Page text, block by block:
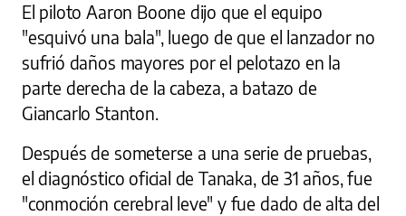
El piloto Aaron Boone dijo que el equipo
"esquivó una bala", luego de que el lanzador no
sufrió daños mayores por el pelotazo en la
parte derecha de la cabeza, a batazo de
Giancarlo Stanton.
Después de someterse a una serie de pruebas,
el diagnóstico oficial de Tanaka, de 31 años, fue
"conmoción cerebral leve" y fue dado de alta del